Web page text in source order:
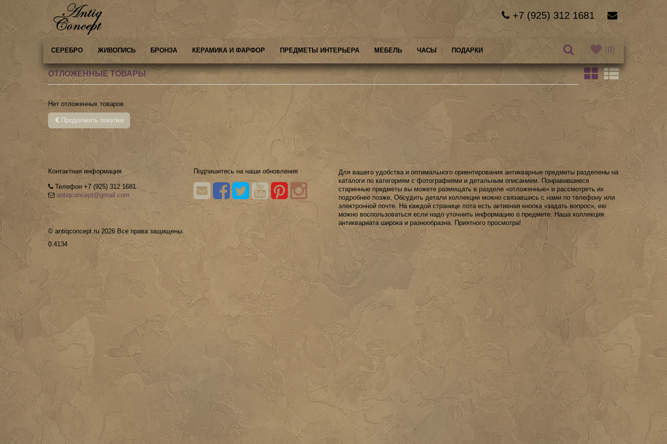
+7 (925) 312 1681
(0)
СЕРЕБРО ЖИВОПИСЬ БРОНЗА КЕРАМИКА И ФАРФОР ПРЕДМЕТЫ ИНТЕРЬЕРА МЕБЕЛЬ ЧАСЫ ПОДАРКИ
ОТЛОЖЕННЫЕ ТОВАРЫ
Нет отложенных товаров.
Продолжить покупки
Контактная информация
Телефон +7 (925) 312 1681
antiqconcept@gmail.com
Подпишитесь на наши обновления
Для вашего удобства и оптимального ориентирования антикварные предметы разделены на
каталоги по категориям с фотографиями и детальным описанием. Понравившиеся
старинные предметы вы можете размещать в разделе «отложенные» и рассмотреть их
подробнее позже. Обсудить детали коллекции можно связавшись с нами по телефону или
электронной почте. На каждой странице лота есть активная кнопка «задать вопрос», ею
можно воспользоваться если надо уточнить информацию о предмете. Наша коллекция
антиквариата широка и разнообразна. Приятного просмотра!
© antiqconcept.ru 2026 Все права защищены.
0.4134